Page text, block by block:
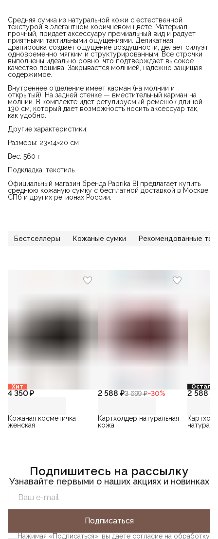
Средняя сумка из натуральной кожи с естественной
текстурой в элегантном коричневом цвете. Материал
прочный, придает аксессуару премиальный вид и радует
приятными тактильными ощущениями. Деликатная
драпировка создает ощущение воздушности, делает силуэт
одновременно мягким и структурированным. Все строчки
выполнены идеально ровно, что подтверждает высокое
качество пошива. Закрывается молнией, надежно защищая
содержимое.
Внутреннее отделение имеет карман (на молнии и
открытый). На задней стенке — вместительный карман на
молнии. В комплекте идет регулируемый ремешок длиной
130 см, который дает возможность носить аксессуар так,
как удобно.
Другие характеристики:
Размеры: 23×14×20 см
Вес: 560 г
Подкладка: текстиль
Официальный магазин бренда Paprika BI предлагает купить
среднюю кожаную сумку с бесплатной доставкой в Москве,
СПб и других регионах России.
Бестселлеры Кожаные сумки Рекомендованные
Хит
4 350 ₽
Кожаная косметичка
женская
2 588 ₽3 699 ₽−30%
Картхолдер натуральная
кожа
2 588 ₽
Подпишитесь на рассылку
Узнавайте первыми о наших акциях и новинках
Подписаться
Нажимая «Подписаться», вы даете согласие на обработку